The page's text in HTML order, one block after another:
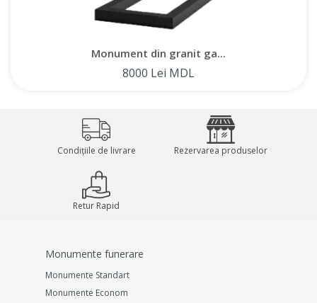
Monument din granit ga...
8000 Lei MDL
Condițiile de livrare Rezervarea produselor
Retur Rapid
Monumente funerare
Monumente Standart
Monumente Econom